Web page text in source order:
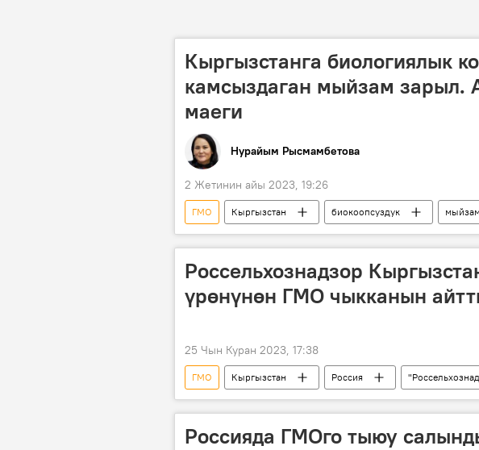
Кыргызстанга биологиялык
камсыздаган мыйзам зарыл.
маеги
Нурайым Рысмамбетова
2 Жетинин айы 2023, 19:26
ГМО Кыргызстан биокоопсуздук
Россельхознадзор
үрөнүнөн ГМО чыкканын
25 Чын Куран 2023, 17:38
ГМО Кыргызстан Россия
Россияда ГМОго тыюу